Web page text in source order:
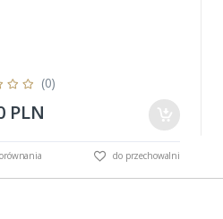
(0)
PLN
do przechowalni